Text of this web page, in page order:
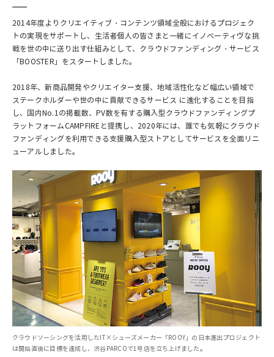
2014年度よりクリエイティブ・コンテンツ領域全般におけるプロジェク
トの実現をサポートし、生活者個人の皆さまと一緒にイノベーティヴな挑
戦を世の中に送り出す仕組みとして、クラウドファンディング・サービス
「BOOSTER」をスタートしました。
2018年、新商品開発やクリエイター支援、地域活性化など幅広い領域で
ステークホルダーや世の中に貢献できるサービス に進化することを目指
し、国内No.1の掲載数、PV数を有する購入型クラウドファンディングプ
ラットフォームCAMPFIREと提携し、2020年には、誰でも気軽にクラウド
ファンディングを利用できる支援購入型ストアとしてサービスを全面リニ
ューアルしました。
クラウドソーシングを活用したIT×シューズメーカー「ROOY」の日本進出プロジェクト
は開始直後に目標を達成し、渋谷PARCOで1号店を立ち上げました。